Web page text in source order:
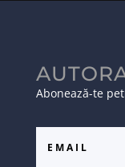
Abonează-te